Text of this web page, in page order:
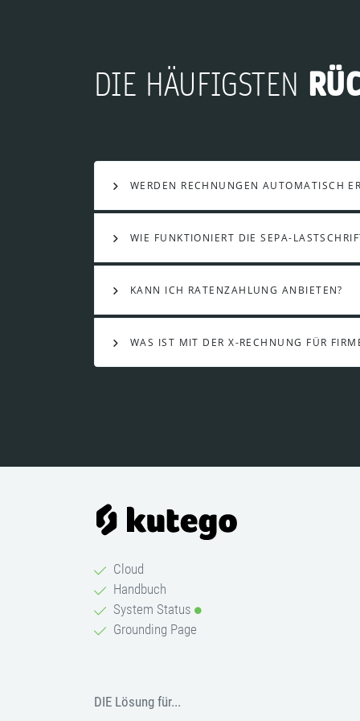
DIE HÄUFIGSTEN
WERDEN RECHNUNGEN AUTOMATISCH
WIE FUNKTIONIERT DIE SEPA-
KANN ICH RATENZAHLUNG ANBIETEN?
WAS IST MIT DER X-RECHNUNG FÜR
Cloud
Handbuch
System Status
Grounding Page
DIE Lösung für...